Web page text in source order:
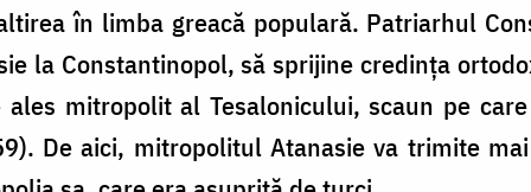
în limba greacă populară. Patriarhul
la Constantinopol, să sprijine credința
mitropolit al Tesalonicului, scaun pe
De aici, mitropolitul Atanasie va trimite